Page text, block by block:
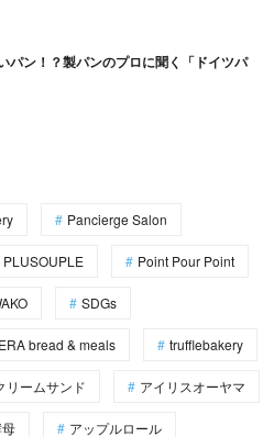
パン！？製パンのプロに聞く「ドイツパ
Pancierge Salon
PLUSOUPLE Point Pour Point
SDGs
bread & meals trufflebakery
リームサンド アイリスオーヤマ
アップルロール